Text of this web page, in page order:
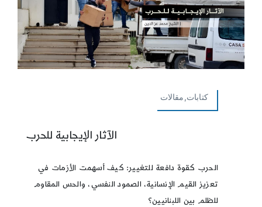
كتابات,مقالات
الآثار الإيجابية للحرب
الحرب كقوة دافعة للتغيير: كيف أسهمت الأزمات في
تعزيز القيم الإنسانية، الصمود النفسي، والحس المقاوم
للظلم بين اللبنانيين؟